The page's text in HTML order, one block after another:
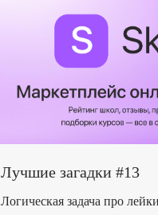
Лучшие загадки #13
Логическая задача про